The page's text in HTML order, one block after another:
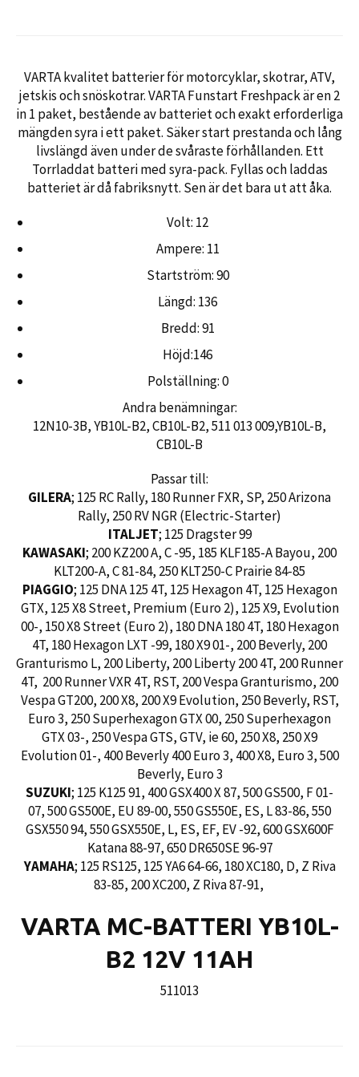
VARTA kvalitet batterier för motorcyklar, skotrar, ATV,
jetskis och snöskotrar. VARTA Funstart Freshpack är en 2
in 1 paket, bestående av batteriet och exakt erforderliga
mängden syra i ett paket. Säker start prestanda och lång
livslängd även under de svåraste förhållanden. Ett
Torrladdat batteri med syra-pack. Fyllas och laddas
batteriet är då fabriksnytt. Sen är det bara ut att åka.
Volt: 12
Ampere: 11
Startström: 90
Längd: 136
Bredd: 91
Höjd:146
Polställning: 0
Andra benämningar:
12N10-3B, YB10L-B2, CB10L-B2, 511 013 009,YB10L-B,
CB10L-B
Passar till:
GILERA; 125 RC Rally, 180 Runner FXR, SP, 250 Arizona
Rally, 250 RV NGR (Electric-Starter)
ITALJET; 125 Dragster 99
KAWASAKI; 200 KZ200 A, C -95, 185 KLF185-A Bayou, 200
KLT200-A, C 81-84, 250 KLT250-C Prairie 84-85
PIAGGIO; 125 DNA 125 4T, 125 Hexagon 4T, 125 Hexagon
GTX, 125 X8 Street, Premium (Euro 2), 125 X9, Evolution
00-, 150 X8 Street (Euro 2), 180 DNA 180 4T, 180 Hexagon
4T, 180 Hexagon LXT -99, 180 X9 01-, 200 Beverly, 200
Granturismo L, 200 Liberty, 200 Liberty 200 4T, 200 Runner
4T, 200 Runner VXR 4T, RST, 200 Vespa Granturismo, 200
Vespa GT200, 200 X8, 200 X9 Evolution, 250 Beverly, RST,
Euro 3, 250 Superhexagon GTX 00, 250 Superhexagon
GTX 03-, 250 Vespa GTS, GTV, ie 60, 250 X8, 250 X9
Evolution 01-, 400 Beverly 400 Euro 3, 400 X8, Euro 3, 500
Beverly, Euro 3
SUZUKI; 125 K125 91, 400 GSX400 X 87, 500 GS500, F 01-
07, 500 GS500E, EU 89-00, 550 GS550E, ES, L 83-86, 550
GSX550 94, 550 GSX550E, L, ES, EF, EV -92, 600 GSX600F
Katana 88-97, 650 DR650SE 96-97
YAMAHA; 125 RS125, 125 YA6 64-66, 180 XC180, D, Z Riva
83-85, 200 XC200, Z Riva 87-91,
VARTA MC-BATTERI YB10L-
B2 12V 11AH
511013